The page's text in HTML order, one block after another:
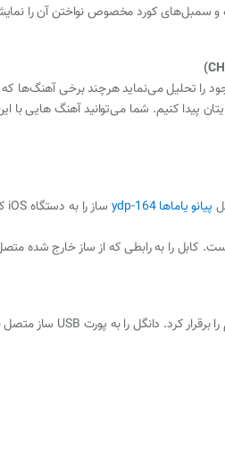
سمبل‌های کورد مخصوص نواختن آن را نمایش
را تحلیل می‌نماید هرچند برخی آهنگ‌ها
پیدا کنیم. شما می‌توانید آهنگ هایی
پیانو یاماها ydp-164
کابل را به رابطی که از ساز خارج شده